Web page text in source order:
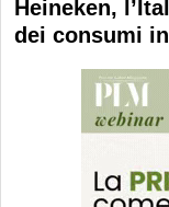
Heineken,
dei consumi